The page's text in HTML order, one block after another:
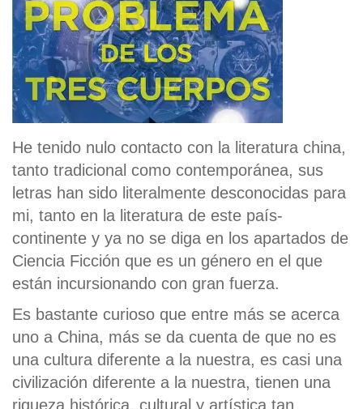
He tenido nulo contacto con la literatura china,
tanto tradicional como contemporánea, sus
letras han sido literalmente desconocidas para
mi, tanto en la literatura de este país-
continente y ya no se diga en los apartados de
Ciencia Ficción que es un género en el que
están incursionando con gran fuerza.
Es bastante curioso que entre más se acerca
uno a China, más se da cuenta de que no es
una cultura diferente a la nuestra, es casi una
civilización diferente a la nuestra, tienen una
riqueza histórica, cultural y artística tan